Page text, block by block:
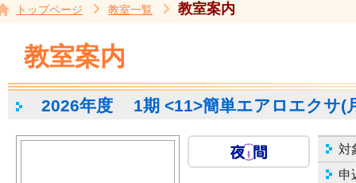
トップページ 教室一覧 教室案内
教室案内
2026年度 1期 <11>簡単エアロエクサ(
対
申